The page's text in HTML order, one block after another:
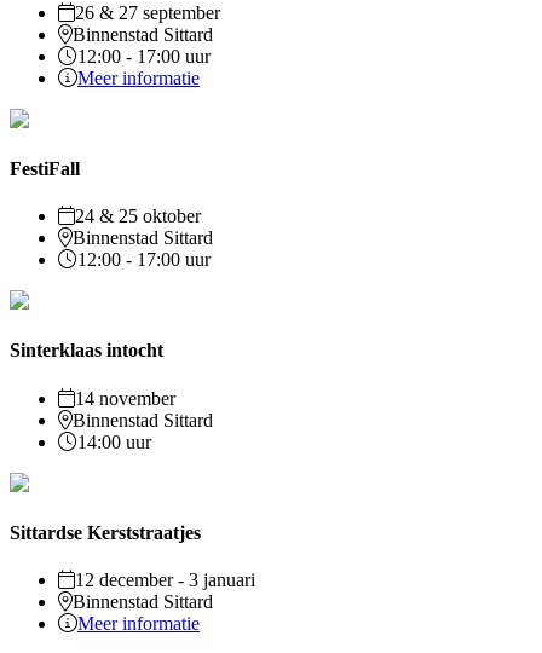
26 & 27 september
Binnenstad Sittard
12:00 - 17:00 uur
Meer informatie
FestiFall
24 & 25 oktober
Binnenstad Sittard
12:00 - 17:00 uur
Sinterklaas intocht
14 november
Binnenstad Sittard
14:00 uur
Sittardse Kerststraatjes
12 december - 3 januari
Binnenstad Sittard
Meer informatie